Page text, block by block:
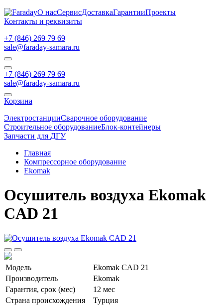
О насСервисДоставкаГарантииПроекты
Контакты и реквизиты
+7 (846) 269 79 69
sale@faraday-samara.ru
+7 (846) 269 79 69
sale@faraday-samara.ru
Корзина
ЭлектростанцииСварочное оборудование
Строительное оборудованиеБлок-контейнеры
Запчасти для ДГУ
Главная
Компрессорное оборудование
Ekomak
Осушитель воздуха Ekomak
CAD 21
Модель
Ekomak CAD 21
Производитель
Ekomak
Гарантия, срок (мес)
12 мес
Страна происхождения
Турция